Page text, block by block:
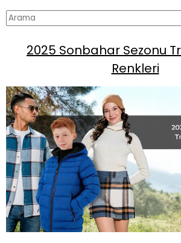
2025 Sonbahar Sezonu
Renkleri